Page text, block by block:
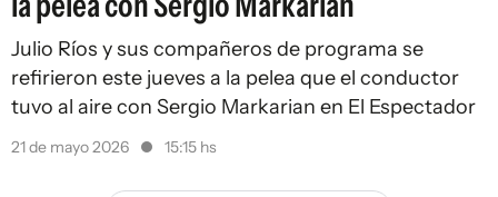
Julio Ríos y sus compañeros de programa se
refirieron este jueves a la pelea que el conductor
tuvo al aire con Sergio Markarian en El Espectador
21 de mayo 2026 15:15 hs